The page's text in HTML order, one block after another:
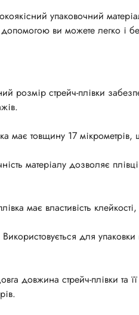
упаковочний
ви можете легко і
розмір стрейч-плівки
має товщину 17
матеріалу дозволяє
має властивість
Використовується для упаковки
довжина стрейч-плівки та